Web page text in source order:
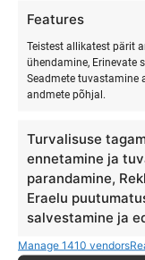
Features
Teistest allikatest pärit
ühendamine, Erinevate
Seadmete tuvastamine
andmete põhjal.
Turvalisuse
ennetamine ja
parandamine,
Eraelu
salvestamine ja
Manage 1410 vendors
SURFMASTER
Ranna
+372 566 86
MEIST